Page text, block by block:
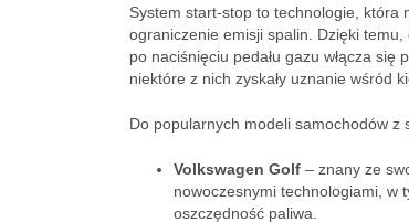
System start-stop to technologie, która
ograniczenie emisji spalin. Dzięki temu,
po naciśnięciu pedału gazu włącza
niektóre z nich zyskały uznanie wśród
Do popularnych modeli samochodów z
Volkswagen Golf – znany ze
nowoczesnymi technologiami, w
oszczędność paliwa.